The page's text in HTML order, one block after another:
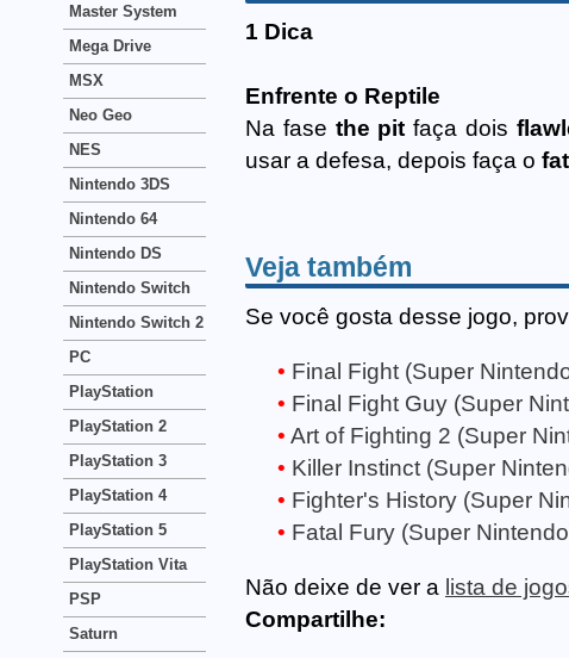
1 Dica
Enfrente o Reptile
Na fase the pit faça dois
usar a defesa, depois faça o
Veja também
Se você gosta desse jogo,
Final Fight (Super
Final Fight Guy (Super
Art of Fighting 2 (Super
Killer Instinct (Super
Fighter's History (Super
Fatal Fury (Super
Não deixe de ver a lista de
Compartilhe:
Master System
Mega Drive
MSX
Neo Geo
NES
Nintendo 3DS
Nintendo 64
Nintendo DS
Nintendo Switch
Nintendo Switch 2
PC
PlayStation
PlayStation 2
PlayStation 3
PlayStation 4
PlayStation 5
PlayStation Vita
PSP
Saturn